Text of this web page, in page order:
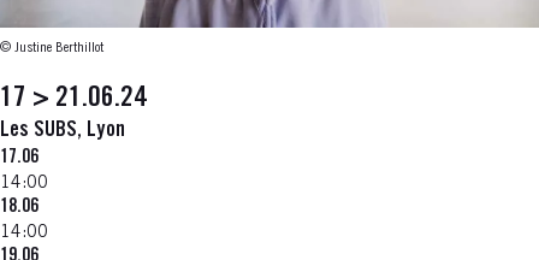
© Justine Berthillot
17 > 21.06.24
Les SUBS, Lyon
17.06
14:00
18.06
14:00